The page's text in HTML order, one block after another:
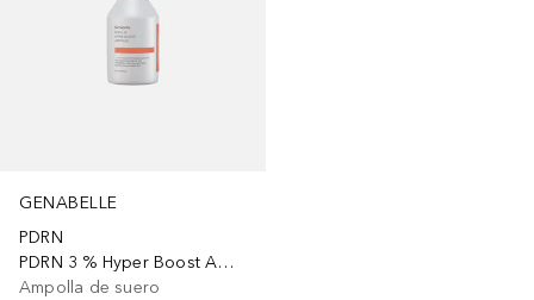
GENABELLE
PDRN
PDRN 3 % Hyper Boost Ampoule
Ampolla de suero